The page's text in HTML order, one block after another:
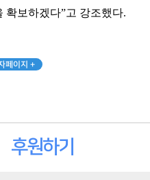
윤홍근 박현주
확보하겠다”고 강조했다.
페이지 +
후원하기